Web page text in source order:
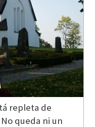
repleta de
queda ni un